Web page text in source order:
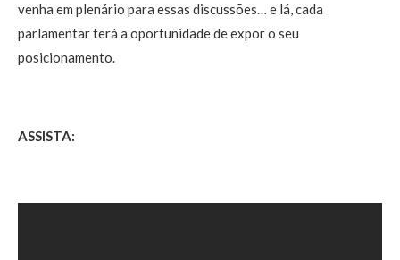
venha em plenário para essas discussões… e lá, cada
parlamentar terá a oportunidade de expor o seu
posicionamento.
ASSISTA: